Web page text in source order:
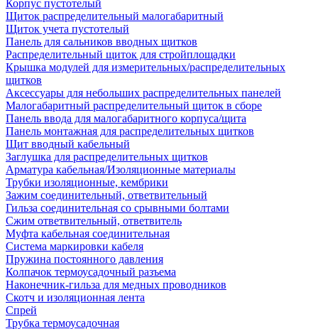
Корпус пустотелый
Щиток распределительный малогабаритный
Щиток учета пустотелый
Панель для сальников вводных щитков
Распределительный щиток для стройплощадки
Крышка модулей для измерительных/распределительных
щитков
Аксессуары для небольших распределительных панелей
Малогабаритный распределительный щиток в сборе
Панель ввода для малогабаритного корпуса/щита
Панель монтажная для распределительных щитков
Щит вводный кабельный
Заглушка для распределительных щитков
Арматура кабельная/Изоляционные материалы
Трубки изоляционные, кембрики
Зажим соединительный, ответвительный
Гильза соединительная со срывными болтами
Сжим ответвительный, ответвитель
Муфта кабельная соединительная
Система маркировки кабеля
Пружина постоянного давления
Колпачок термоусадочный разъема
Наконечник-гильза для медных проводников
Скотч и изоляционная лента
Спрей
Трубка термоусадочная